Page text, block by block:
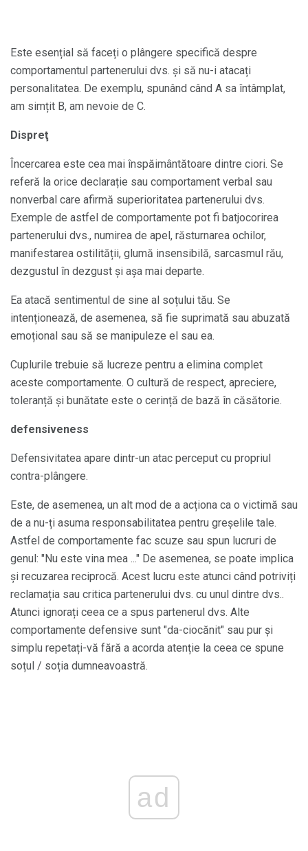
Este esențial să faceți o plângere specifică despre
comportamentul partenerului dvs. și să nu-i atacați
personalitatea. De exemplu, spunând când A sa întâmplat,
am simțit B, am nevoie de C.
Dispreţ
Încercarea este cea mai înspăimântătoare dintre ciori. Se
referă la orice declarație sau comportament verbal sau
nonverbal care afirmă superioritatea partenerului dvs.
Exemple de astfel de comportamente pot fi batjocorirea
partenerului dvs., numirea de apel, răsturnarea ochilor,
manifestarea ostilității, glumă insensibilă, sarcasmul rău,
dezgustul în dezgust și așa mai departe.
Ea atacă sentimentul de sine al soțului tău. Se
intenționează, de asemenea, să fie suprimată sau abuzată
emoțional sau să se manipuleze el sau ea.
Cuplurile trebuie să lucreze pentru a elimina complet
aceste comportamente. O cultură de respect, apreciere,
toleranță și bunătate este o cerință de bază în căsătorie.
defensiveness
Defensivitatea apare dintr-un atac perceput cu propriul
contra-plângere.
Este, de asemenea, un alt mod de a acționa ca o victimă sau
de a nu-ți asuma responsabilitatea pentru greșelile tale.
Astfel de comportamente fac scuze sau spun lucruri de
genul: "Nu este vina mea ..." De asemenea, se poate implica
și recuzarea reciprocă. Acest lucru este atunci când potriviți
reclamația sau critica partenerului dvs. cu unul dintre dvs..
Atunci ignorați ceea ce a spus partenerul dvs. Alte
comportamente defensive sunt "da-ciocănit" sau pur și
simplu repetați-vă fără a acorda atenție la ceea ce spune
soțul / soția dumneavoastră.
ad